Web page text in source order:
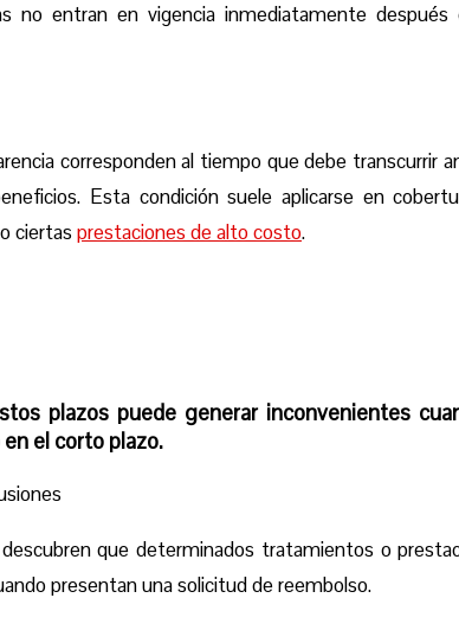
no entran en vigencia inmediatamente
corresponden al tiempo que debe transcurrir
Esta condición suele aplicarse en
ciertas prestaciones de alto costo.
plazos puede generar inconvenientes
el corto plazo.
que determinados tratamientos o
presentan una solicitud de reembolso.